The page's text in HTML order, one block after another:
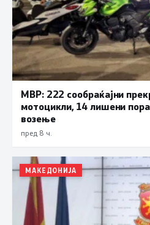
МВР: 222 сообраќајни
мотоцикли, 14 лишени
возење
пред 8 ч.
МАКЕДОНИЈА